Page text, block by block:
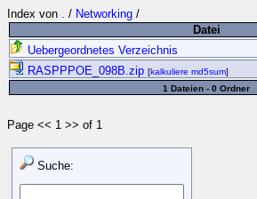
Index von . / Networking /
Datei
Uebergeordnetes Verzeichnis
RASPPPOE_098B.zip [kalkuliere md5sum]
1 Dateien - 0 Ordner
Page << 1 >> of 1
Suche: